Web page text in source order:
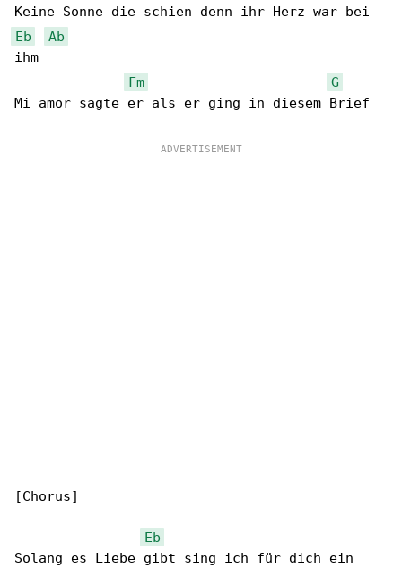
Eb
Ab
ihm
Fm
G
Mi amor sagte er als er ging in diesem Brief
[Chorus]
Eb
Solang es Liebe gibt sing ich für dich ein